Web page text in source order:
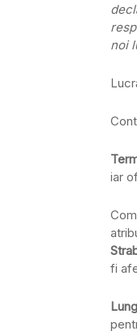
noi
iar
fi